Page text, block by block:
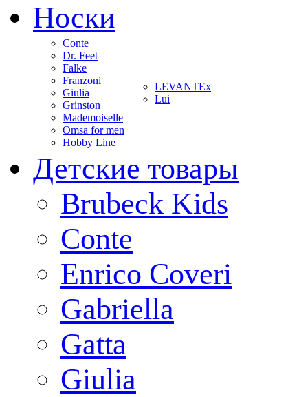
Носки
Conte
Dr. Feet
Falke
Franzoni
Giulia
Grinston
Mademoiselle
Omsa for men
Hobby Line
LEVANTEx
Lui
Детские товары
Brubeck Kids
Conte
Enrico Coveri
Gabriella
Gatta
Giulia